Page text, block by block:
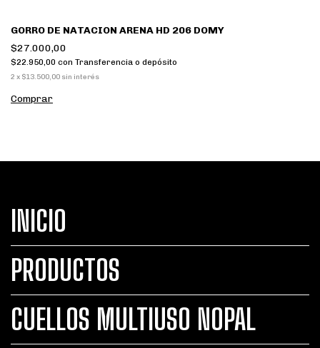
GORRO DE NATACION ARENA HD 206 DOMY
$27.000,00
$22.950,00 con Transferencia o depósito
2 x $13.500,00 sin interés
Comprar
INICIO
PRODUCTOS
CUELLOS MULTIUSO NOPAL